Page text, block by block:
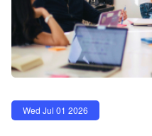
Wed Jul 01 2026